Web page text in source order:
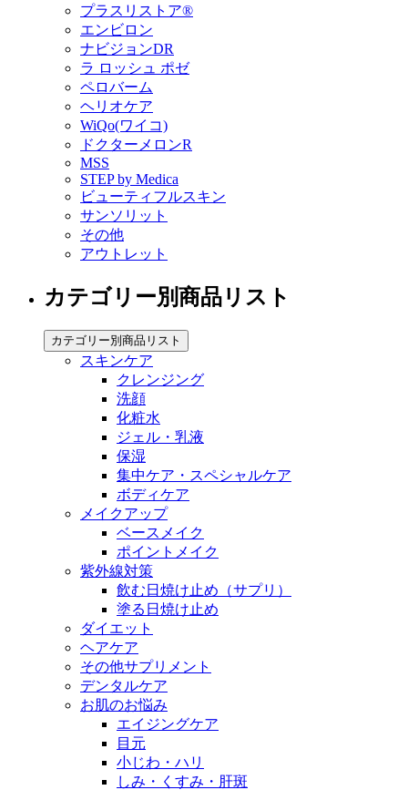
プラスリストア®︎
エンビロン
ナビジョンDR
ラ ロッシュ ポゼ
ペロバーム
ヘリオケア
WiQo(ワイコ)
ドクターメロンR
MSS
STEP by Medica
ビューティフルスキン
サンソリット
その他
アウトレット
カテゴリー別商品リスト
カテゴリー別商品リスト
スキンケア
クレンジング
洗顔
化粧水
ジェル・乳液
保湿
集中ケア・スペシャルケア
ボディケア
メイクアップ
ベースメイク
ポイントメイク
紫外線対策
飲む日焼け止め（サプリ）
塗る日焼け止め
ダイエット
ヘアケア
その他サプリメント
デンタルケア
お肌のお悩み
エイジングケア
目元
小じわ・ハリ
しみ・くすみ・肝斑